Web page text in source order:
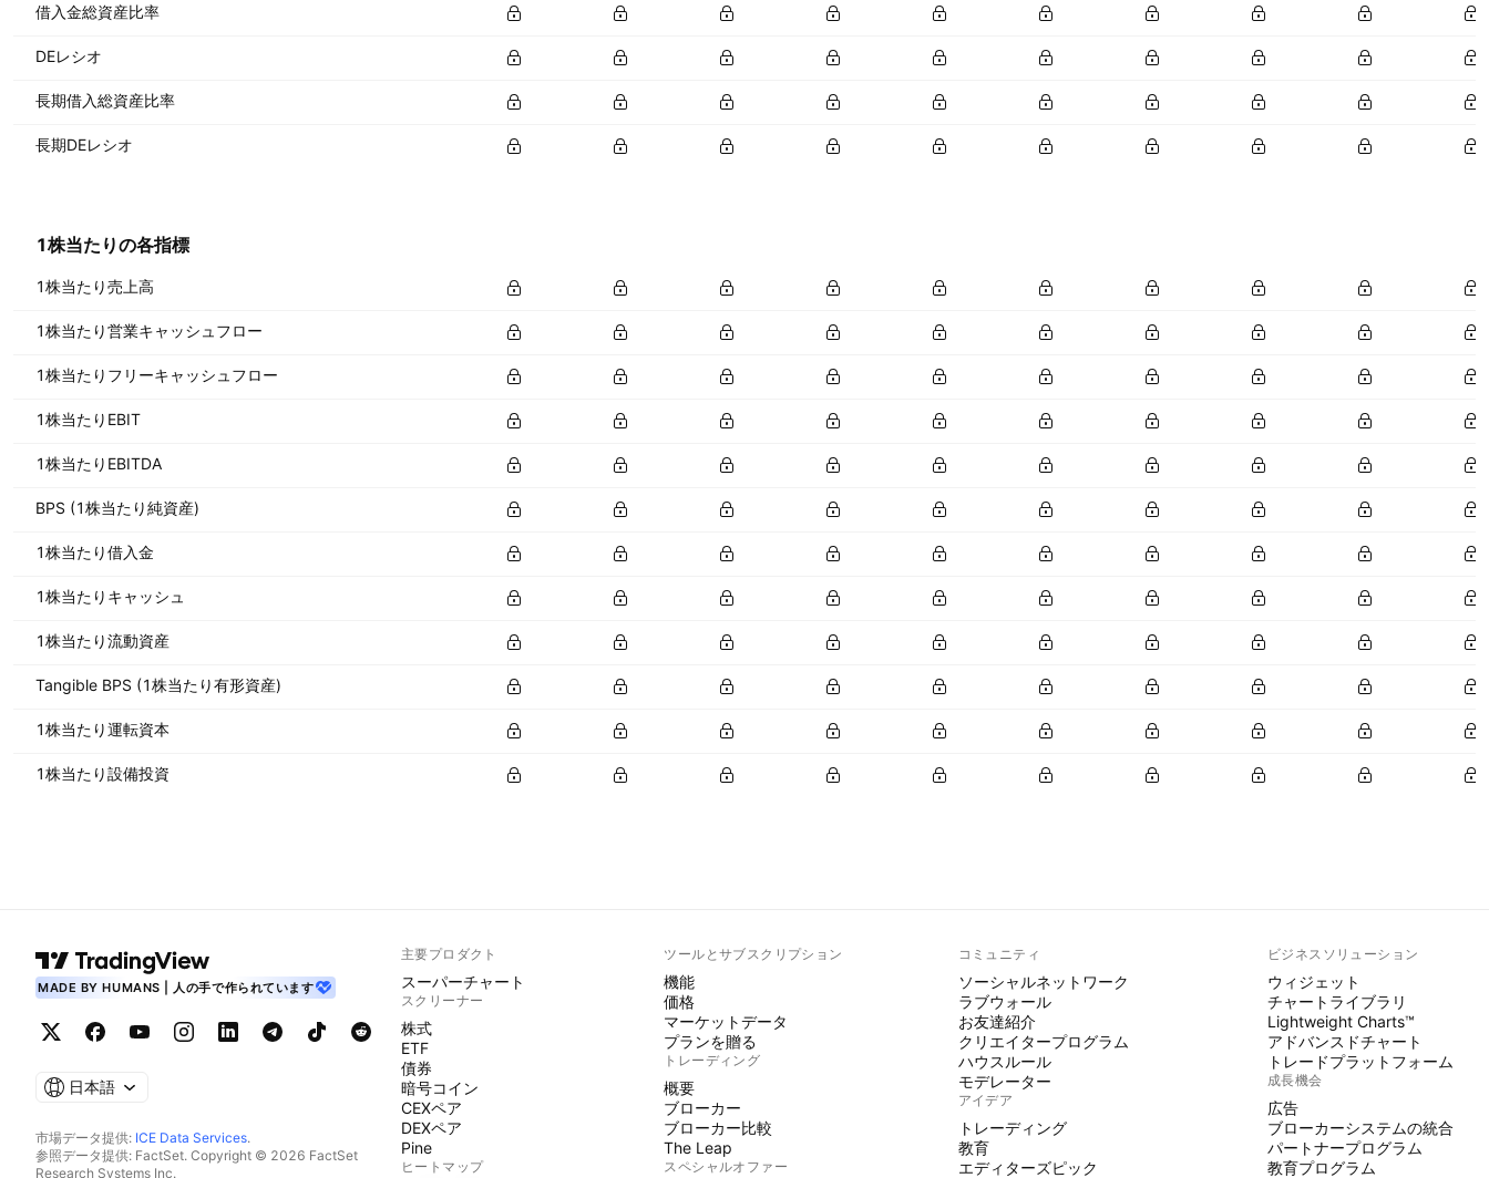
借入金総資産比率
DEレシオ
長期借入総資産比率
長期DEレシオ
1株当たりの各指標
1株当たり売上高
1株当たり営業キャッシュフロー
1株当たりフリーキャッシュフロー
1株当たりEBIT
1株当たりEBITDA
BPS (1株当たり純資産)
1株当たり借入金
1株当たりキャッシュ
1株当たり流動資産
Tangible BPS (1株当たり有形資産)
1株当たり運転資本
1株当たり設備投資
MADE BY HUMANS | 人の手で作られています
日本語
市場データ提供: ICE Data Services.
参照データ提供: FactSet. Copyright © 2026 FactSet
Research Systems Inc.
主要プロダクト
スーパーチャート
スクリーナー
株式
ETF
債券
暗号コイン
CEXペア
DEXペア
Pine
ヒートマップ
ツールとサブスクリプション
機能
価格
マーケットデータ
プランを贈る
トレーディング
概要
ブローカー
ブローカー比較
The Leap
スペシャルオファー
コミュニティ
ソーシャルネットワーク
ラブウォール
お友達紹介
クリエイタープログラム
ハウスルール
モデレーター
アイデア
トレーディング
教育
エディターズピック
ビジネスソリューション
ウィジェット
チャートライブラリ
Lightweight Charts™
アドバンスドチャート
トレードプラットフォーム
成長機会
広告
ブローカーシステムの統合
パートナープログラム
教育プログラム